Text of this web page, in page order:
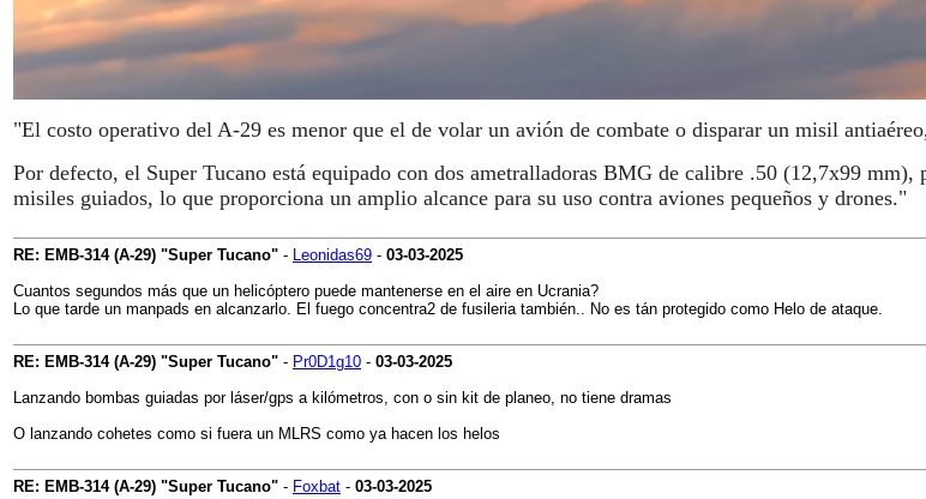
"El costo operativo del A-29 es menor que el de volar un avión de combate o disparar un misil
Por defecto, el Super Tucano está equipado con dos ametralladoras BMG de calibre .50 (12,7x99
misiles guiados, lo que proporciona un amplio alcance para su uso contra aviones pequeños y drones."
RE: EMB-314 (A-29) "Super Tucano" - Leonidas69 - 03-03-2025
Cuantos segundos más que un helicóptero puede mantenerse en el aire en Ucrania?
Lo que tarde un manpads en alcanzarlo. El fuego concentra2 de fusileria también.. No es tán protegido como Helo de ataque.
RE: EMB-314 (A-29) "Super Tucano" - Pr0D1g10 - 03-03-2025
Lanzando bombas guiadas por láser/gps a kilómetros, con o sin kit de planeo, no tiene dramas
O lanzando cohetes como si fuera un MLRS como ya hacen los helos
RE: EMB-314 (A-29) "Super Tucano" - Foxbat - 03-03-2025